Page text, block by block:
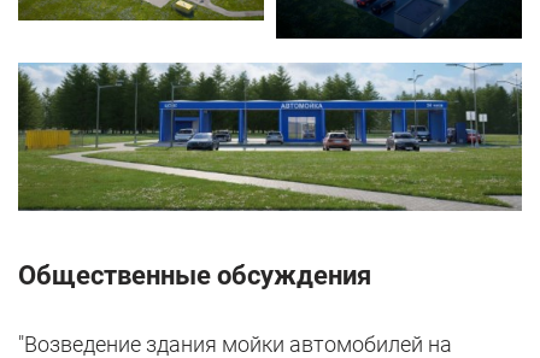
Общественные обсуждения
"Возведение здания мойки автомобилей на